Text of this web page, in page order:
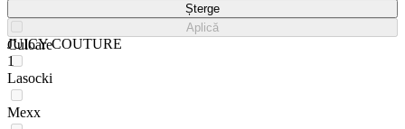
JUICY COUTURE
Lasocki
Mexx
Șterge
Aplică
Culoare
1